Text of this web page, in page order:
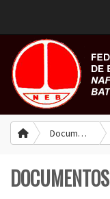
Documentos
DOCUMENTOS